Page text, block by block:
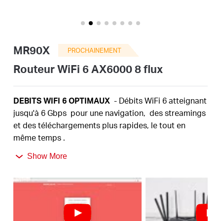
Français
MR90X PROCHAINEMENT
Routeur WiFi 6 AX6000 8 flux
DEBITSWIFI 6 OPTIMAUX - Débits WiFi 6atteignant
jusqu'à 6Gbps pour une navigation, des streamings
et des téléchargements plus rapides, le tout en
même temps .
d'étranglement 1G et conduisez vos appareils à des
PLUS
D'APPAREILS, PLUS DE PLAISIR
4×4 MU-MIMO
et OFDMA pour réduire la
congestion et quadrupler le débit moyen.
Show More